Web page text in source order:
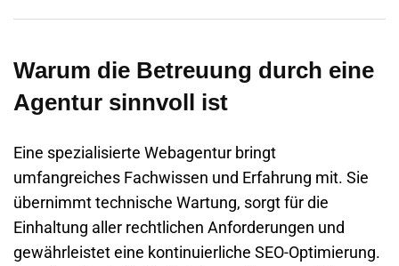
Warum die Betreuung durch eine
Agentur sinnvoll ist
Eine spezialisierte Webagentur bringt
umfangreiches Fachwissen und Erfahrung mit. Sie
übernimmt technische Wartung, sorgt für die
Einhaltung aller rechtlichen Anforderungen und
gewährleistet eine kontinuierliche SEO-Optimierung.